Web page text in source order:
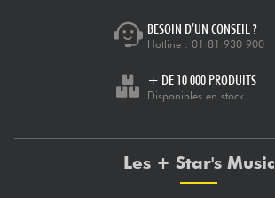
BESOIN D’UN CONSEIL ?
Hotline : 01 81 930 900
+ DE 10 000 PRODUITS
Disponibles en stock
Les + Star's Music